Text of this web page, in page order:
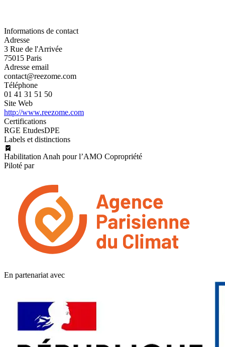
Informations de contact
Adresse
3 Rue de l'Arrivée
75015 Paris
Adresse email
contact@reezome.com
Téléphone
01 41 31 51 50
Site Web
http://www.reezome.com
Certifications
RGE EtudesDPE
Labels et distinctions
Habilitation Anah pour l’AMO Copropriété
Piloté par
En partenariat avec